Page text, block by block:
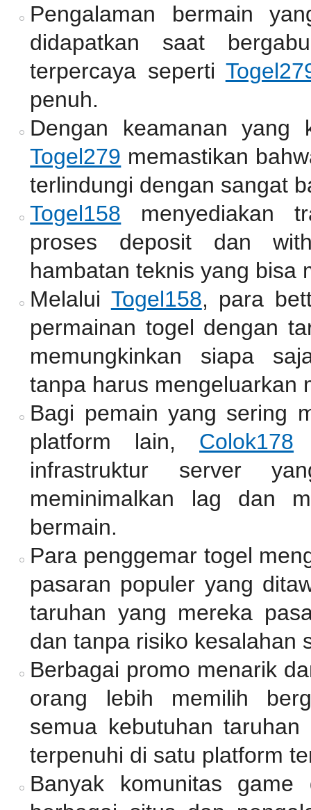
Pengalaman bermain
didapatkan saat
terpercaya seperti
penuh.
Dengan keamanan yang
Togel279 memastikan
terlindungi dengan sangat
Togel158 menyediakan
proses deposit dan
hambatan teknis yang bisa
Melalui Togel158, para
permainan togel dengan
memungkinkan siapa
tanpa harus mengeluarkan
Bagi pemain yang sering
platform lain, Colok178
infrastruktur server
meminimalkan lag dan
bermain.
Para penggemar togel
pasaran populer yang
taruhan yang mereka
dan tanpa risiko kesalahan
Berbagai promo menarik
orang lebih memilih
semua kebutuhan
terpenuhi di satu platform
Banyak komunitas